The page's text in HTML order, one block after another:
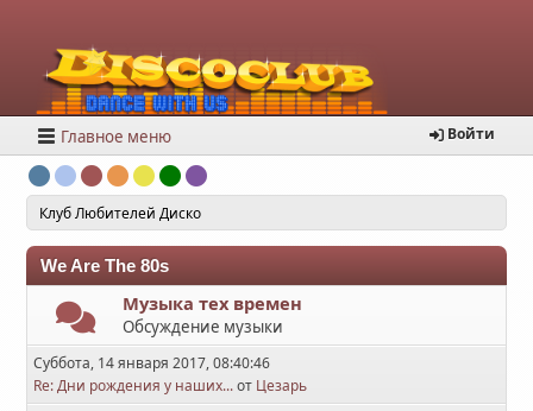
Войти
Главное меню
Клуб Любителей Диско
We Are The 80s
Музыка тех времен
Обсуждение музыки
Суббота, 14 января 2017, 08:40:46
Re: Дни рождения у наших...от Цезарь